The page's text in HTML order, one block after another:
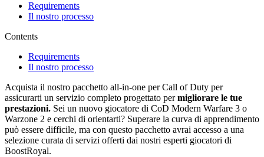
Requirements
Il nostro processo
Contents
Requirements
Il nostro processo
Acquista il nostro pacchetto all-in-one per Call of Duty per
assicurarti un servizio completo progettato permigliorare le tue
prestazioni. Sei un nuovo giocatore di CoD Modern Warfare 3 o
Warzone 2 e cerchi di orientarti? Superare la curva di apprendimento
può essere difficile, ma con questo pacchetto avrai accesso a una
selezione curata di servizi offerti dai nostri esperti giocatori di
BoostRoyal.